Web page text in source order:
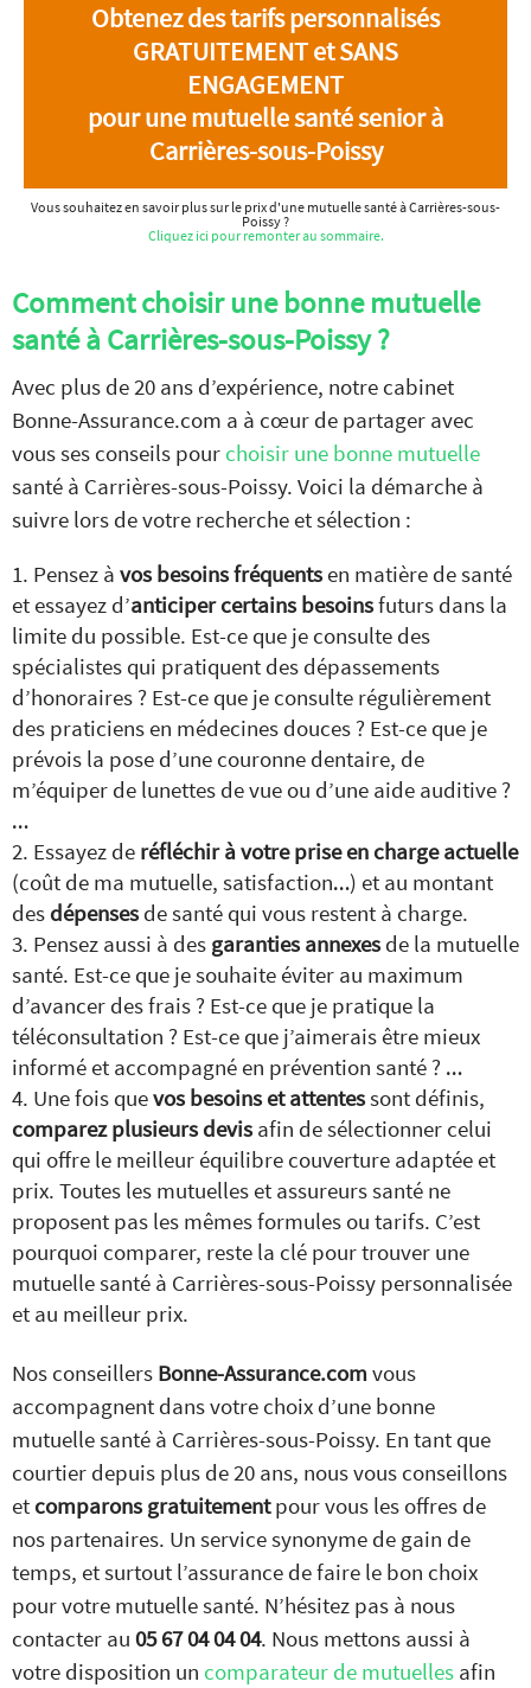
Obtenez des tarifs personnalisés
GRATUITEMENT et SANS
ENGAGEMENT
pour une mutuelle santé senior à
Carrières-sous-Poissy
Vous souhaitez en savoir plus sur le prix d'une mutuelle santé à Carrières-sous-
Poissy ?
Cliquez ici pour remonter au sommaire.
Comment choisir une bonne mutuelle
santé à Carrières-sous-Poissy ?
Avec plus de 20 ans d’expérience, notre cabinet
Bonne-Assurance.com a à cœur de partager avec
vous ses conseils pour choisir une bonne mutuelle
santé à Carrières-sous-Poissy. Voici la démarche à
suivre lors de votre recherche et sélection :
Pensez à vos besoins fréquents en matière de santé
et essayez d’anticiper certains besoinsfuturs dans la
limite du possible. Est-ce que je consulte des
spécialistes qui pratiquent des dépassements
d’honoraires ? Est-ce que je consulte régulièrement
des praticiens en médecines douces ? Est-ce que je
prévois la pose d’une couronne dentaire, de
m’équiper de lunettes de vue ou d’une aide auditive ?
…
Essayez de réfléchir à votre prise en charge actuelle
(coût de ma mutuelle, satisfaction…) et au montant
des dépenses de santé qui vous restent à charge.
Pensez aussi à des garanties annexes de la mutuelle
santé. Est-ce que je souhaite éviter au maximum
d’avancer des frais ? Est-ce que je pratique la
téléconsultation ? Est-ce que j’aimerais être mieux
informé et accompagné en prévention santé ? …
Une fois quevos besoins et attentessont définis,
comparez plusieurs devis afin de sélectionner celui
qui offre le meilleur équilibre couverture adaptée et
prix. Toutes les mutuelles et assureurs santé ne
proposent pas les mêmes formules ou tarifs. C’est
pourquoi comparer, reste la clé pour trouver une
mutuelle santé à Carrières-sous-Poissy personnalisée
et au meilleur prix.
Nos conseillers Bonne-Assurance.com vous
accompagnent dans votre choix d’une bonne
mutuelle santé à Carrières-sous-Poissy. En tant que
courtier depuis plus de 20 ans, nous vous conseillons
et comparons gratuitementpour vous les offres de
nos partenaires. Un service synonyme de gain de
temps, et surtout l’assurance de faire le bon choix
pour votre mutuelle santé. N’hésitez pas à nous
contacter au 05 67 04 04 04. Nous mettons aussi à
votre disposition un comparateur de mutuelles afin